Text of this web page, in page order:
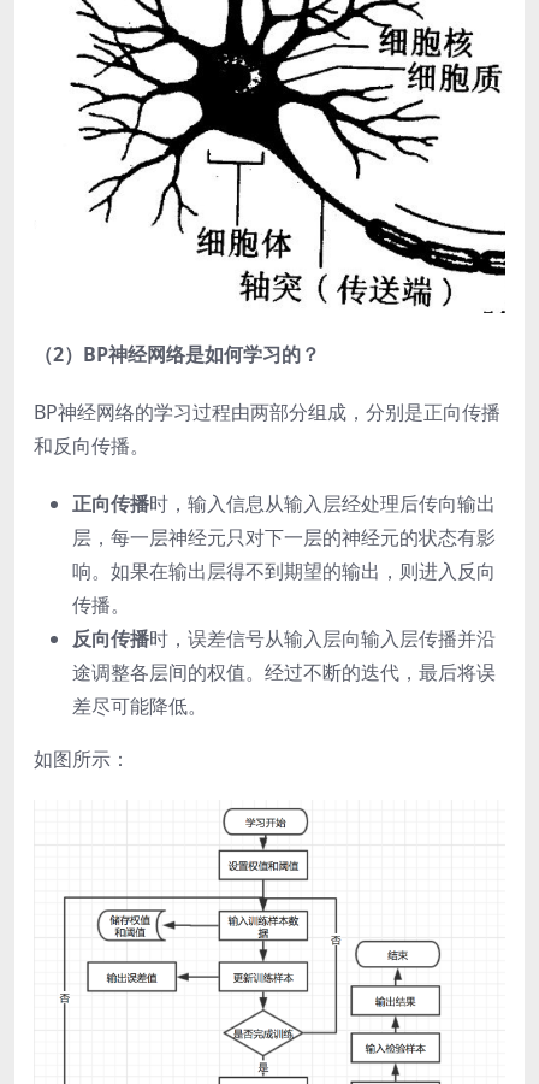
（2）BP神经网络是如何学习的？
BP神经网络的学习过程由两部分组成，分别是正向传播
和反向传播。
正向传播时，输入信息从输入层经处理后传向输出
层，每一层神经元只对下一层的神经元的状态有影
响。如果在输出层得不到期望的输出，则进入反向
传播。
反向传播时，误差信号从输入层向输入层传播并沿
途调整各层间的权值。经过不断的迭代，最后将误
差尽可能降低。
如图所示：